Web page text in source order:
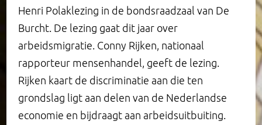
Lopend onderzoek
Afgesloten onderzoek
Zeggenschap
Opinie
Migrant Collectivism
Project: Goede Tijden (na) Slechte Tijden?
Henri Polaklezing
Scriptieprijs
Leerstoel
Organisatie
Bondsraadzaal
Diamantzaal
Henri Polakzaal en cafe
Roland Holstzaal
Historie
Vrienden
Visie van Berlage
Burgt van den arbeid
Restauratie
Interieur
Behoud van de Burcht
Henri Polaklezing in de bondsraadzaal van De
Burcht. De lezing gaat dit jaar over
arbeidsmigratie. Conny Rijken, nationaal
rapporteur mensenhandel, geeft de lezing.
Rijken kaart de discriminatie aan die ten
grondslag ligt aan delen van de Nederlandse
economie en bijdraagt aan arbeidsuitbuiting.